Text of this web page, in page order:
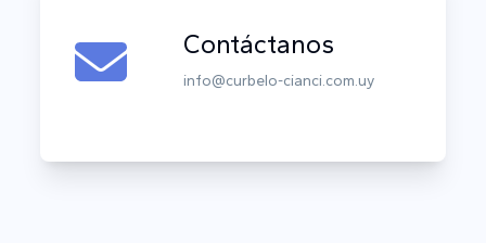
Contáctanos
info@curbelo-cianci.com.uy